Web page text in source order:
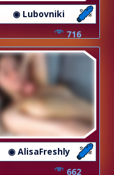
◉ Lubovniki
716
◉ AlisaFreshly
662